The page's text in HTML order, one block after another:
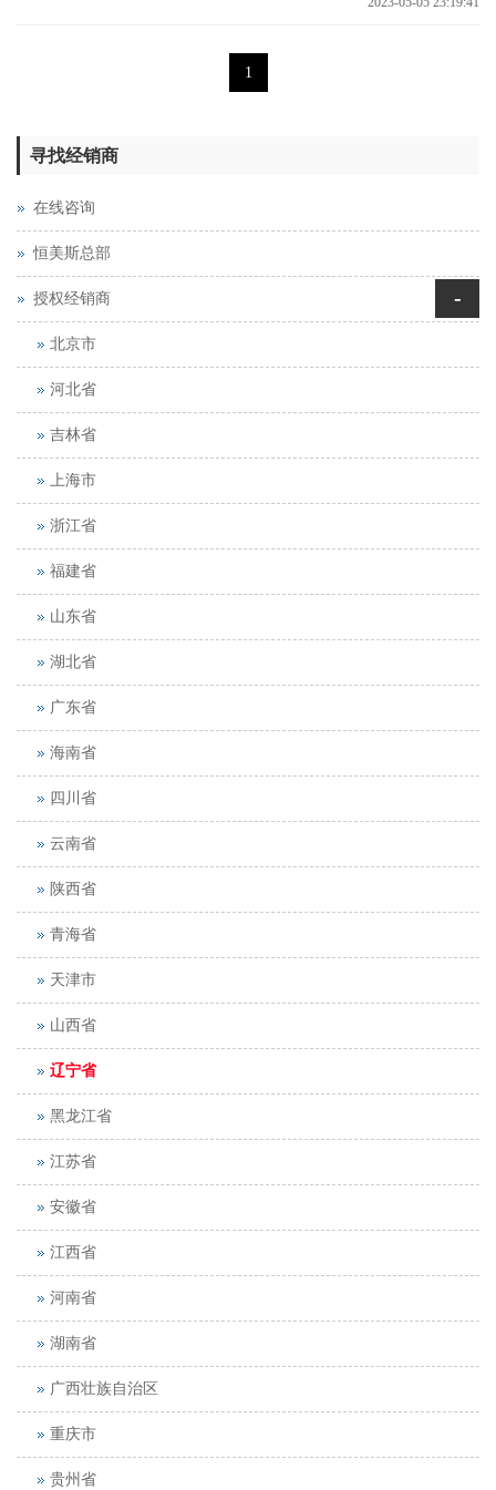
1
寻找经销商
在线咨询
恒美斯总部
授权经销商 -
北京市
河北省
吉林省
上海市
浙江省
福建省
山东省
湖北省
广东省
海南省
四川省
云南省
陕西省
青海省
天津市
山西省
辽宁省
黑龙江省
江苏省
安徽省
江西省
河南省
湖南省
广西壮族自治区
重庆市
贵州省